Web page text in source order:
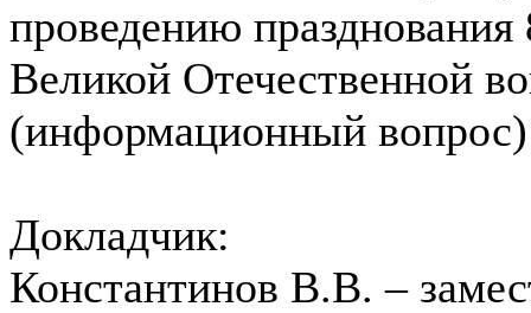
проведению
Великой Отечественной
(информационный вопрос)
Докладчик:
Константинов В.В. –